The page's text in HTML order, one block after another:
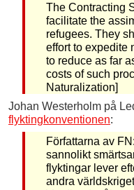
The Contracting
facilitate the
refugees. They
effort to expedite
to reduce as far
costs of such
Naturalization]
Johan Westerholm på
flyktingkonventionen:
Författarna av
sannolikt
flyktingar lever
andra